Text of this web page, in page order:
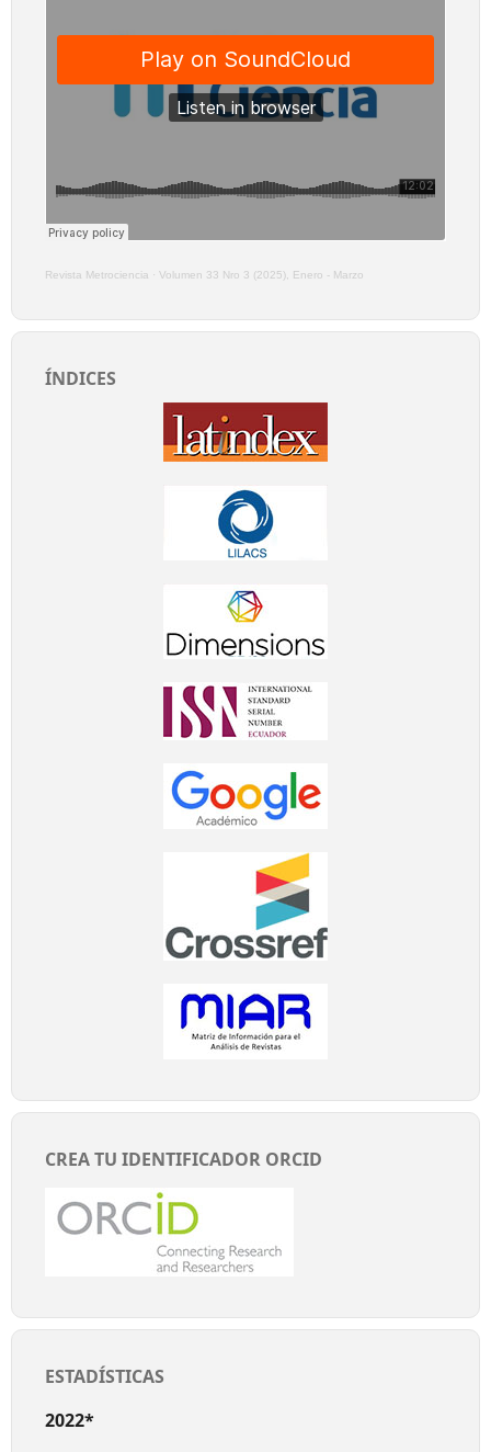
Revista Metrociencia · Volumen 33 Nro 3 (2025), Enero - Marzo
ÍNDICES
CREA TU IDENTIFICADOR ORCID
ESTADÍSTICAS
2022*